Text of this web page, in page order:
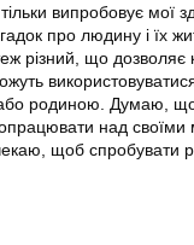
випробовує мої
про людину і їх
різний, що
родиною. Думаю, що
над
щоб спробувати